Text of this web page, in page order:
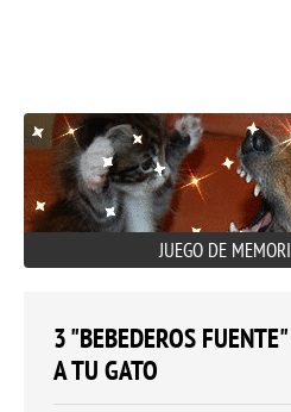
JUEGO DE
3 "BEBEDEROS
A TU GATO